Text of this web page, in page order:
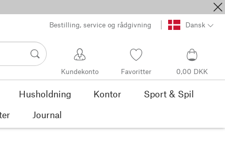
Bestilling, service og rådgivning Dansk
Kundekonto Favoritter 0,00 DKK
Husholdning Kontor
Sport & Spil
Journal